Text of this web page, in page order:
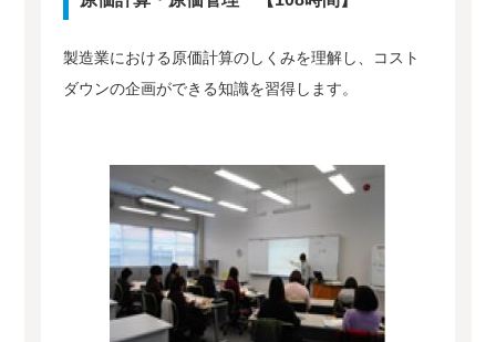
製造業における原価計算のしくみを理解し、コスト
ダウンの企画ができる知識を習得します。